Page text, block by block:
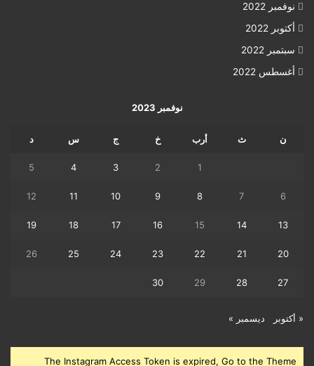
نوفمبر 2022
أكتوبر 2022
سبتمبر 2022
أغسطس 2022
نوفمبر 2023
ن ث أرب خ ج س د
1
2
3
4
5
6
7
8
9
10
11
12
13
14
15
16
17
18
19
20
21
22
23
24
25
26
27
28
29
30
« أكتوبر ديسمبر »
The Instagram Access Token is expired, Go to the Theme